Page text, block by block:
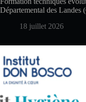
Départemental des Landes
18 juillet 2026